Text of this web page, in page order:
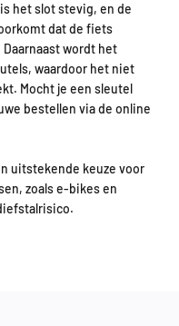
het slot stevig, en de
dat de fiets
wordt het
waardoor het niet
Mocht je een sleutel
bestellen via de online
uitstekende keuze voor
zoals e-bikes en